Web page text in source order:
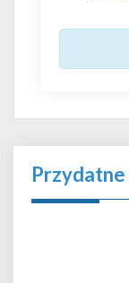
Przydatne